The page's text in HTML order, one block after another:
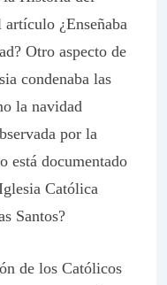
¿Enseñaba
Otro aspecto de
condenaba las
la navidad
por la
está documentado
Católica
Santos?
de los Católicos